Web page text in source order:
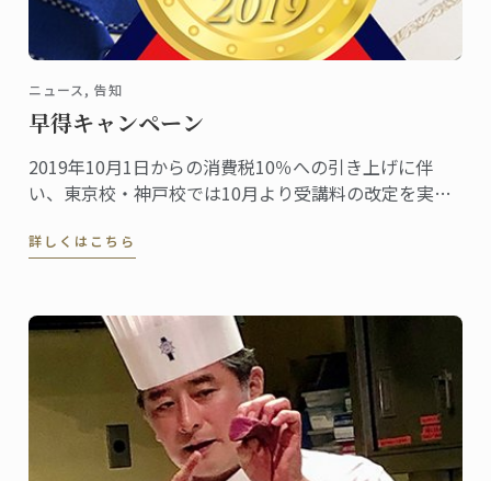
ニュース, 告知
早得キャンペーン
2019年10月1日からの消費税10％への引き上げに伴
い、東京校・神戸校では10月より受講料の改定を実施
詳しくはこちら